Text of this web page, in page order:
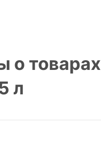
о товарах
л